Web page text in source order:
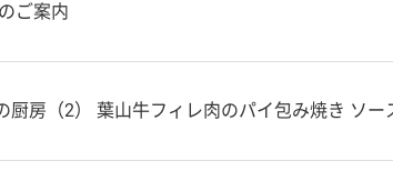
ご案内
厨房（2） 葉山牛フィレ肉のパイ包み焼き ソー